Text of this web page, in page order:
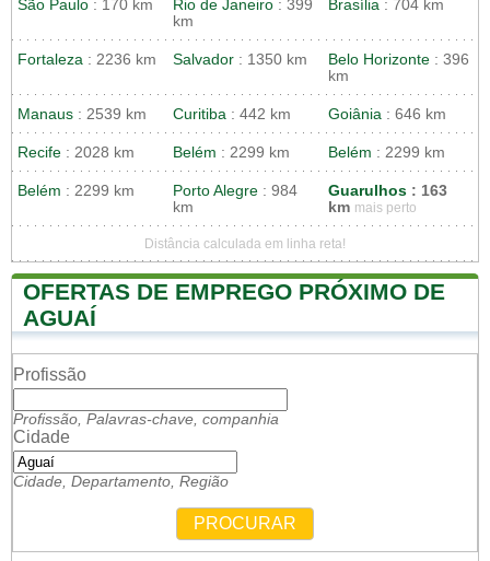
São Paulo : 170 km Rio de Janeiro : 399
km
Brasília : 704 km
Fortaleza : 2236 km Salvador : 1350 km Belo Horizonte : 396
km
Manaus : 2539 km Curitiba : 442 km Goiânia : 646 km
Recife : 2028 km Belém : 2299 km Belém : 2299 km
Belém : 2299 km Porto Alegre : 984
km
Guarulhos : 163
km mais perto
Distância calculada em linha reta!
OFERTAS DE EMPREGO PRÓXIMO DE
AGUAÍ
Profissão
Profissão, Palavras-chave, companhia
Cidade
Cidade, Departamento, Região
PROCURAR